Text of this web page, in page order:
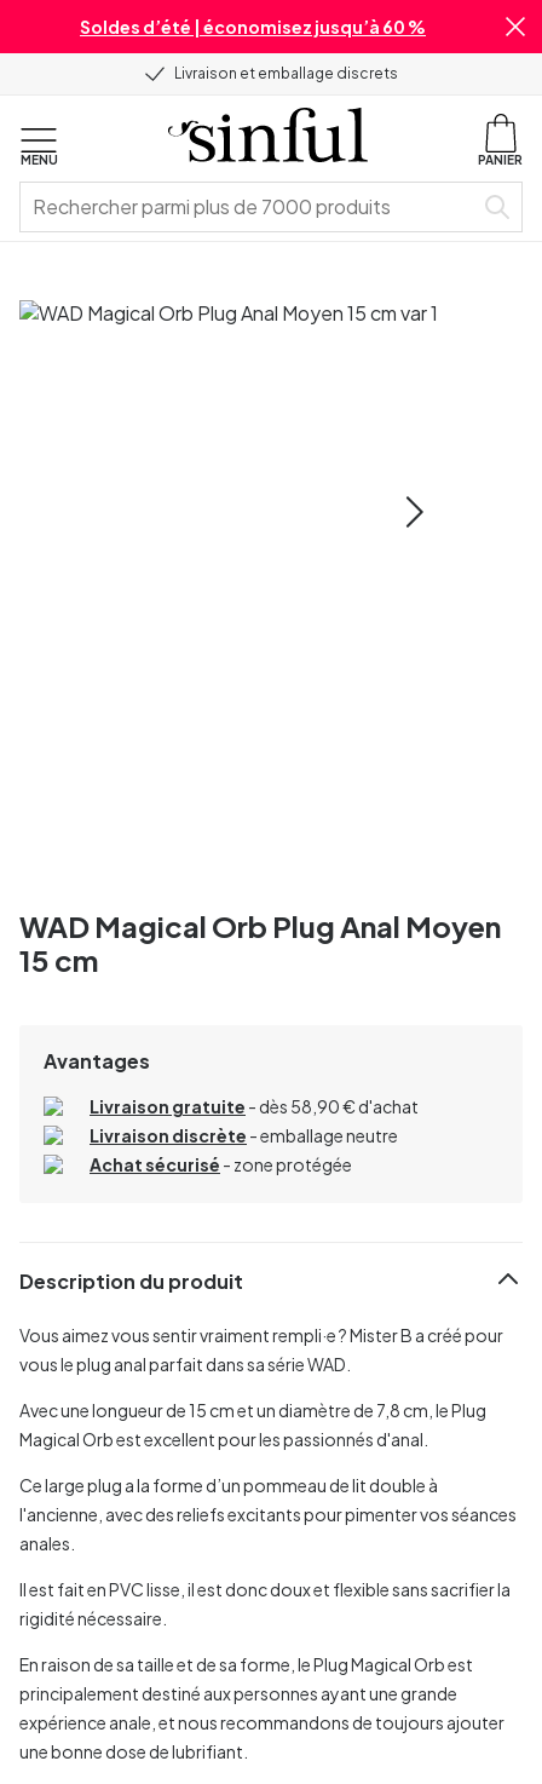
Soldes d’été | économisez jusqu’à 60 %
Livraison et emballage discrets
MENU PANIER
WAD Magical Orb Plug Anal Moyen
15 cm
Avantages
Livraison gratuite - dès 58,90 € d'achat
Livraison discrète - emballage neutre
Achat sécurisé - zone protégée
Description du produit
Vous aimez vous sentir vraiment rempli·e ? Mister B a créé pour
vous le plug anal parfait dans sa série WAD.
Avec une longueur de 15 cm et un diamètre de 7,8 cm, le Plug
Magical Orb est excellent pour les passionnés d'anal.
Ce large plug a la forme d’un pommeau de lit double à
l'ancienne, avec des reliefs excitants pour pimenter vos séances
anales.
Il est fait en PVC lisse, il est donc doux et flexible sans sacrifier la
rigidité nécessaire.
En raison de sa taille et de sa forme, le Plug Magical Orb est
principalement destiné aux personnes ayant une grande
expérience anale, et nous recommandons de toujours ajouter
une bonne dose de lubrifiant.